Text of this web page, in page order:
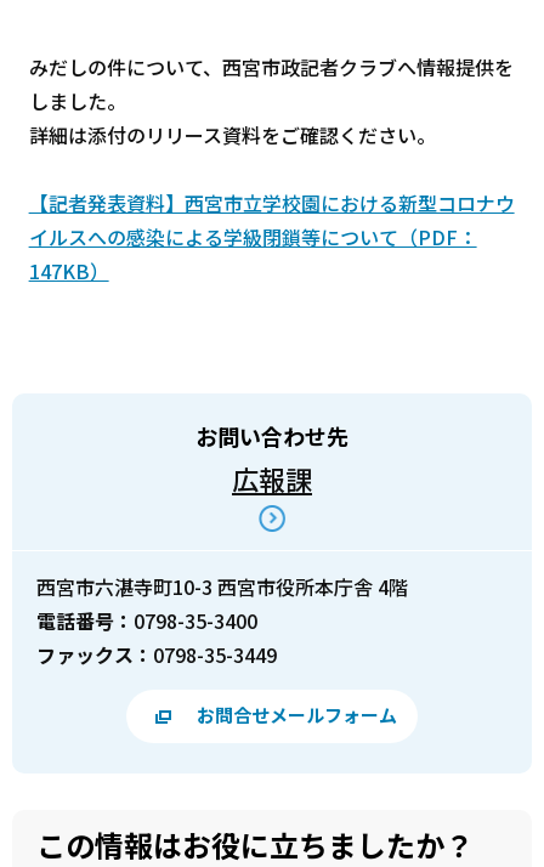
みだしの件について、西宮市政記者クラブへ情報提供を
しました。
詳細は添付のリリース資料をご確認ください。
【記者発表資料】西宮市立学校園における新型コロナウ
イルスへの感染による学級閉鎖等について（PDF：
147KB）
お問い合わせ先
広報課
西宮市六湛寺町10-3 西宮市役所本庁舎 4階
電話番号： 0798-35-3400
ファックス： 0798-35-3449
お問合せメールフォーム
この情報はお役に立ちましたか？